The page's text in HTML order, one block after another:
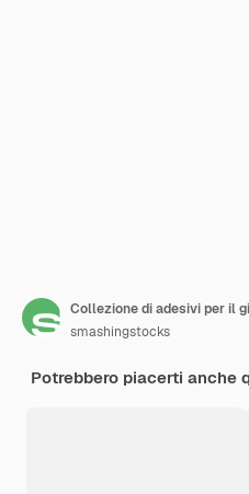
smashingstocks
Potrebbero piacerti anche